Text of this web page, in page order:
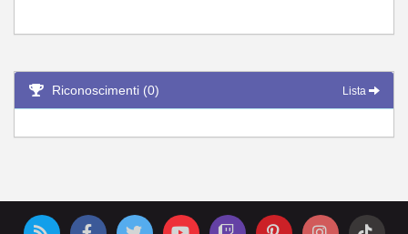
Riconoscimenti (0) Lista